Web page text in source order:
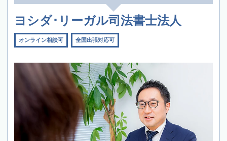
ヨシダ･リーガル司法書士法人
オンライン相談可 全国出張対応可